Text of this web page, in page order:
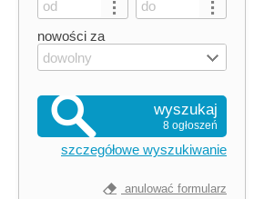
nowości za
dowolny
wyszukaj
8 ogłoszeń
szczegółowe wyszukiwanie
anulować formularz